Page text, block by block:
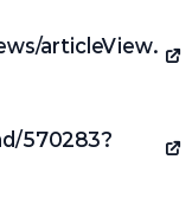
articleView.
570283?